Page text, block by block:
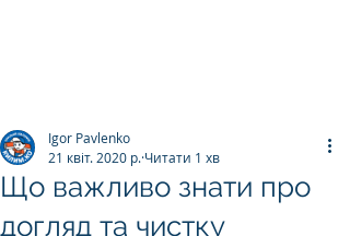
Що важливо знати про
догляд та чистку
Igor Pavlenko
21 квіт. 2020 р. Читати 1 хв